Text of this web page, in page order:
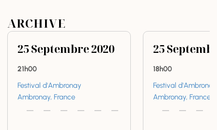
ARCHIVE
25Septembre2020
21h00
Festival d'Ambronay
Ambronay, France
25
18h00
Festival d'Ambronay
Ambronay, France